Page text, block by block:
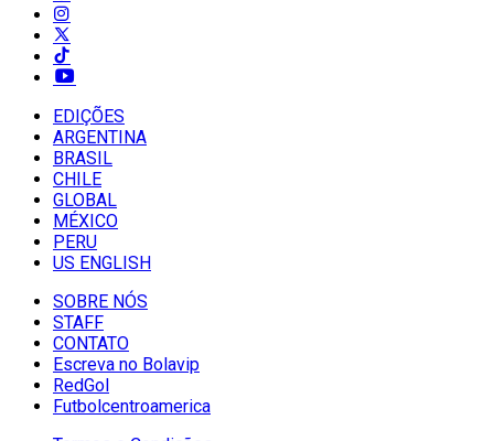
EDIÇÕES
ARGENTINA
BRASIL
CHILE
GLOBAL
MÉXICO
PERU
US ENGLISH
SOBRE NÓS
STAFF
CONTATO
Escreva no Bolavip
RedGol
Futbolcentroamerica